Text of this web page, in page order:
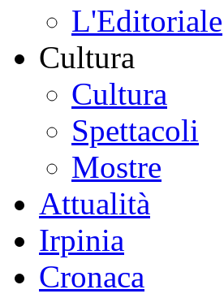
L'Editoriale
Cultura
Cultura
Spettacoli
Mostre
Attualità
Irpinia
Cronaca